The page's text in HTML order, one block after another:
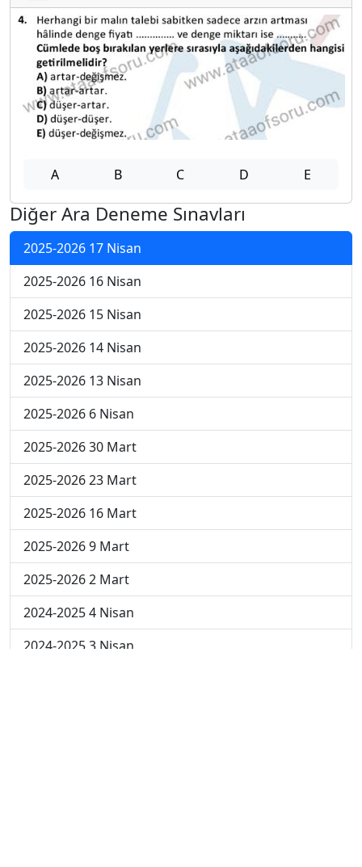
A B C D E
Diğer Ara Deneme Sınavları
2025-2026 17 Nisan
2025-2026 16 Nisan
2025-2026 15 Nisan
2025-2026 14 Nisan
2025-2026 13 Nisan
2025-2026 6 Nisan
2025-2026 30 Mart
2025-2026 23 Mart
2025-2026 16 Mart
2025-2026 9 Mart
2025-2026 2 Mart
2024-2025 4 Nisan
2024-2025 3 Nisan